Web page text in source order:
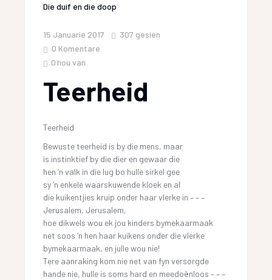
Die duif en die doop
15 Januarie 2017 307 gesien
0 Komentare
0 hou van
Teerheid
Teerheid
Bewuste teerheid is by die mens, maar
is instinktief by die dier en gewaar die
hen ‘n valk in die lug bo hulle sirkel gee
sy ‘n enkele waarskuwende kloek en al
die kuikentjies kruip onder haar vlerke in – – –
Jerusalem, Jerusalem,
hoe dikwels wou ek jou kinders bymekaarmaak
net soos ‘n hen haar kuikens onder die vlerke
bymekaarmaak, en julle wou nie!
Tere aanraking kom nie net van fyn versorgde
hande nie, hulle is soms hard en meedoënloos – – –